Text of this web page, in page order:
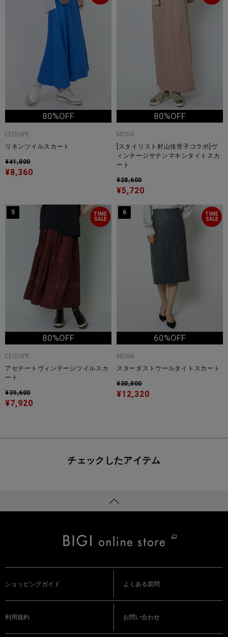
80%OFF
L'EQUIPE
リネンツイルスカート
¥41,800
¥8,360
80%OFF
MOGA
[スタイリスト村山佳世子コラボ]ヴ
ィンテージサテンマキシタイトスカ
ート
¥28,600
¥5,720
TIME
SALE
5
80%OFF
L'EQUIPE
アセテートヴィンテージツイルスカ
ート
¥39,600
¥7,920
TIME
SALE
6
60%OFF
MOGA
スターダストウールタイトスカート
¥30,800
¥12,320
チェックしたアイテム
ショッピングガイド よくある質問
利用規約 お問い合わせ